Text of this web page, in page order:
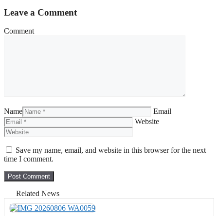
Leave a Comment
Comment
Name
Email
Website
Save my name, email, and website in this browser for the next
time I comment.
Related News